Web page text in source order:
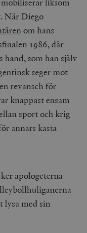
När Diego
om hans
1986, där
hand, som han själv
seger mot
revansch för
knappast ensam
sport och krig
annars kasta
apologeterna
lysa med sin